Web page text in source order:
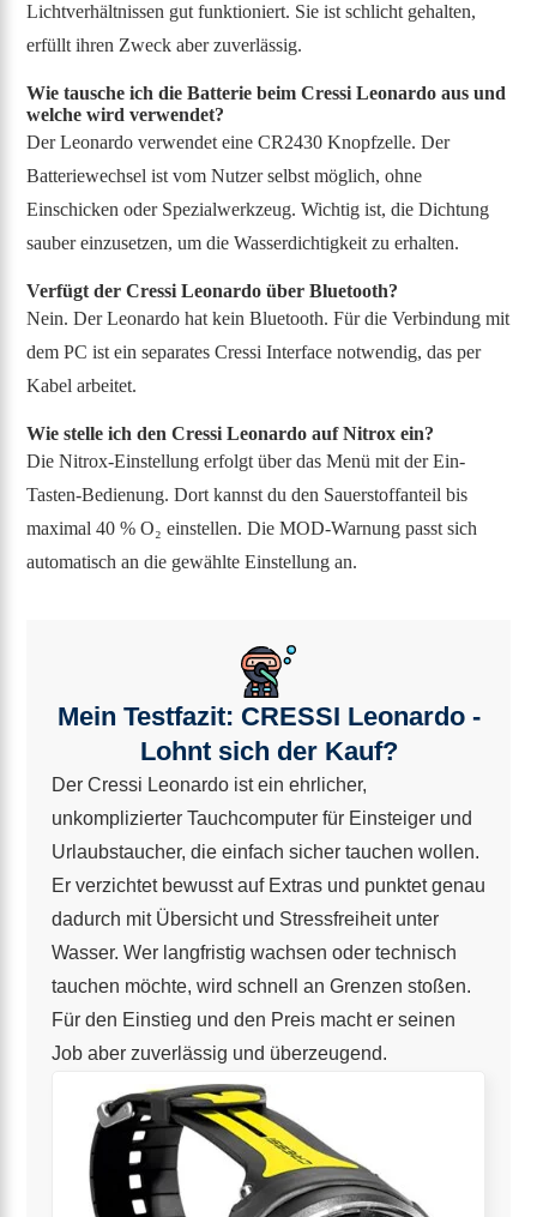
Lichtverhältnissen gut funktioniert. Sie ist schlicht gehalten,
erfüllt ihren Zweck aber zuverlässig.
Wie tausche ich die Batterie beim Cressi Leonardo aus und
welche wird verwendet?
Der Leonardo verwendet eine CR2430 Knopfzelle. Der
Batteriewechsel ist vom Nutzer selbst möglich, ohne
Einschicken oder Spezialwerkzeug. Wichtig ist, die Dichtung
sauber einzusetzen, um die Wasserdichtigkeit zu erhalten.
Verfügt der Cressi Leonardo über Bluetooth?
Nein. Der Leonardo hat kein Bluetooth. Für die Verbindung mit
dem PC ist ein separates Cressi Interface notwendig, das per
Kabel arbeitet.
Wie stelle ich den Cressi Leonardo auf Nitrox ein?
Die Nitrox-Einstellung erfolgt über das Menü mit der Ein-
Tasten-Bedienung. Dort kannst du den Sauerstoffanteil bis
maximal 40 % O₂ einstellen. Die MOD-Warnung passt sich
automatisch an die gewählte Einstellung an.
Mein Testfazit: CRESSI Leonardo -
Lohnt sich der Kauf?
Der Cressi Leonardo ist ein ehrlicher,
unkomplizierter Tauchcomputer für Einsteiger und
Urlaubstaucher, die einfach sicher tauchen wollen.
Er verzichtet bewusst auf Extras und punktet genau
dadurch mit Übersicht und Stressfreiheit unter
Wasser. Wer langfristig wachsen oder technisch
tauchen möchte, wird schnell an Grenzen stoßen.
Für den Einstieg und den Preis macht er seinen
Job aber zuverlässig und überzeugend.